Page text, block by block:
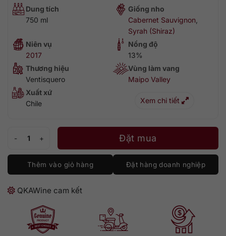
Dung tích
750 ml
Giống nho
Cabernet Sauvignon
Syrah (Shiraz)
Niên vụ
2017
Nồng độ
13%
Thương hiệu
Ventisquero
Vùng làm vang
Maipo Valley
Xuất xứ
Chile
Xem chi tiết
Ventisquero Reserva Cabernet Sauvignon số lượng
Đặt mua
Thêm vào giỏ hàng Đặt hàng doanh nghiệp
QKAWine cam kết